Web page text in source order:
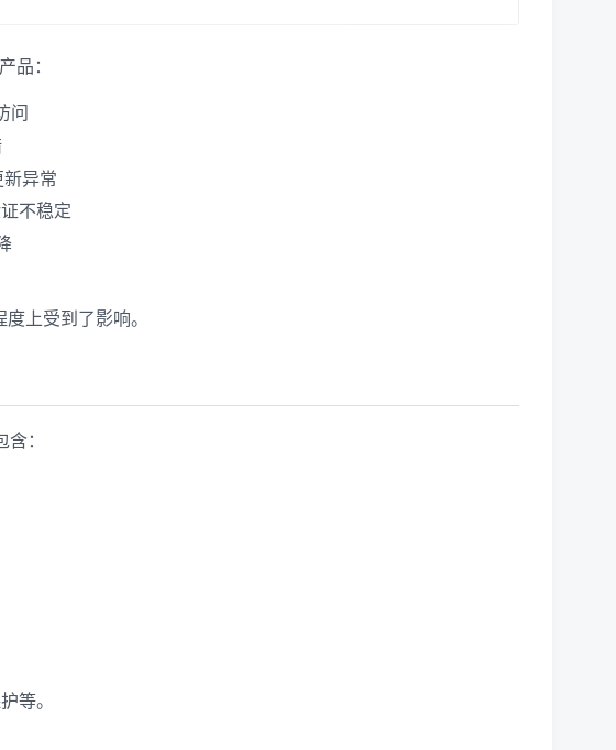
品：
问
异常
不稳定
上受到了影响。
：
等。